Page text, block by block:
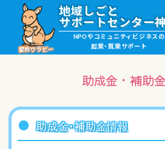
愛称ワラビー
地域しごと
サポートセンター
NPOやコミュニティビジネスの
起業・就業サポート
就職・ボランティ
助成金・補助
助成金・補助金情報